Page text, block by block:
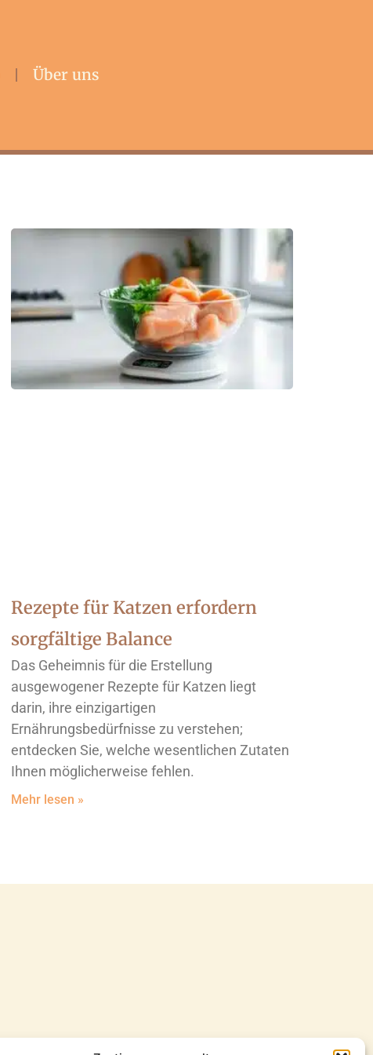
Über uns
Rezepte für Katzen erfordern
sorgfältige Balance
Das Geheimnis für die Erstellung
ausgewogener Rezepte für Katzen liegt
darin, ihre einzigartigen
Ernährungsbedürfnisse zu verstehen;
entdecken Sie, welche wesentlichen Zutaten
Ihnen möglicherweise fehlen.
Mehr lesen »